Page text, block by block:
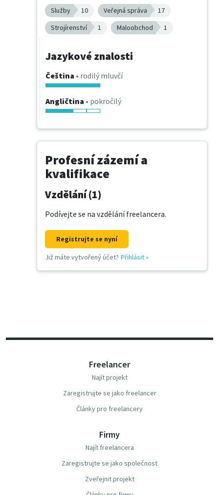
Služby
10 Veřejná správa
17
Strojírenství
1 Maloobchod 1
Jazykové znalosti
Čeština • rodilý mluvčí
Angličtina • pokročilý
Profesní zázemí a
kvalifikace
Vzdělání (1)
Podívejte se na vzdělání freelancera.
Registrujte se nyní
Již máte vytvořený účet? Přihlásit»
Freelancer
Najít projekt
Zaregistrujte se jako freelancer
Články pro freelancery
Firmy
Najít freelancera
Zaregistrujte se jako společnost
Zveřejnit projekt